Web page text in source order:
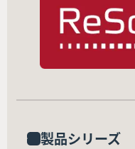
製品シリーズ